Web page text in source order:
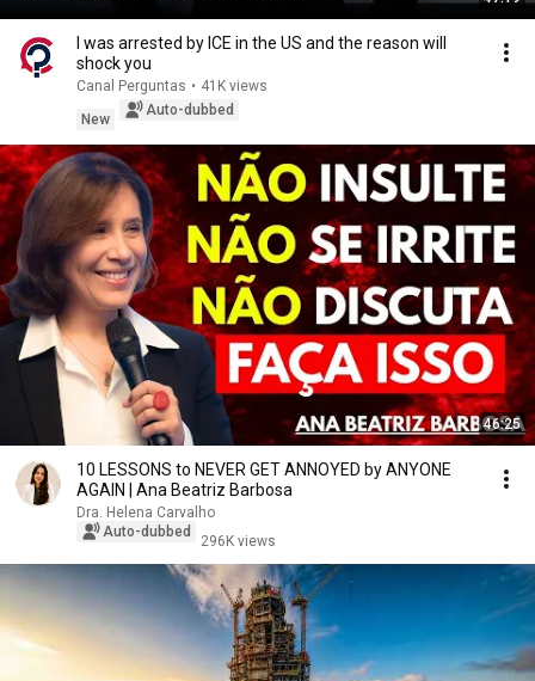
I was arrested by ICE in the US and the reason will
shock you
Canal Perguntas • 41K views
New
Auto-dubbed
46:25
10 LESSONS to NEVER GET ANNOYED by ANYONE
AGAIN | Ana Beatriz Barbosa
Dra. Helena Carvalho
Auto-dubbed
296K views